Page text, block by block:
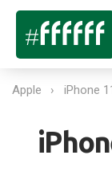
Apple iPhone